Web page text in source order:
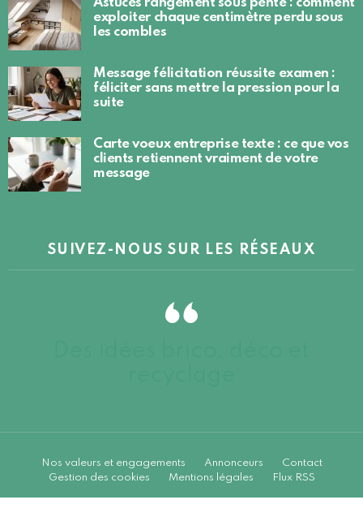
Astuces rangement sous pente : comment
exploiter chaque centimètre perdu sous
les combles
Message félicitation réussite examen :
féliciter sans mettre la pression pour la
suite
Carte voeux entreprise texte : ce que vos
clients retiennent vraiment de votre
message
SUIVEZ-NOUS SUR LES RÉSEAUX
Nos valeurs et engagements Annonceurs
Contact
Gestion des cookies
Mentions légales Flux RSS